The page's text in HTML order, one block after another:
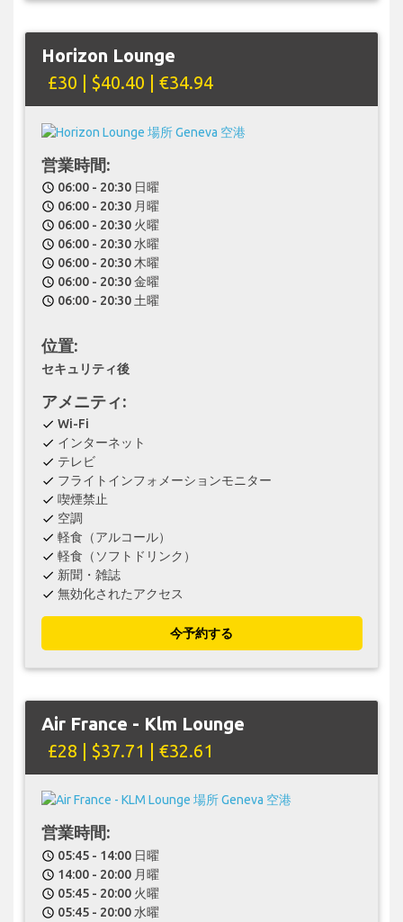
Horizon Lounge
£30 | $40.40 | €34.94
営業時間:
schedule 06:00 - 20:30 日曜
schedule 06:00 - 20:30 月曜
schedule 06:00 - 20:30 火曜
schedule 06:00 - 20:30 水曜
schedule 06:00 - 20:30 木曜
schedule 06:00 - 20:30 金曜
schedule 06:00 - 20:30 土曜
位置:
セキュリティ後
アメニティ:
check Wi-Fi
check インターネット
check テレビ
check フライトインフォメーションモニター
check 喫煙禁止
check 空調
check 軽食（アルコール）
check 軽食（ソフトドリンク）
check 新聞・雑誌
check 無効化されたアクセス
今予約する
Air France - Klm Lounge
£28 | $37.71 | €32.61
営業時間:
schedule 05:45 - 14:00 日曜
schedule 14:00 - 20:00 月曜
schedule 05:45 - 20:00 火曜
schedule 05:45 - 20:00 水曜